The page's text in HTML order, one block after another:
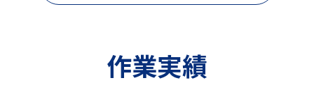
作業実績